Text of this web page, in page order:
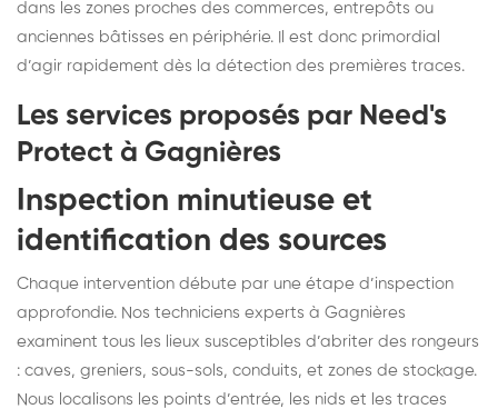
dans les zones proches des commerces, entrepôts ou
anciennes bâtisses en périphérie. Il est donc primordial
d’agir rapidement dès la détection des premières traces.
Les services proposés par Need's
Protect à Gagnières
Inspection minutieuse et
identification des sources
Chaque intervention débute par une étape d’inspection
approfondie. Nos techniciens experts à Gagnières
examinent tous les lieux susceptibles d’abriter des rongeurs
: caves, greniers, sous-sols, conduits, et zones de stockage.
Nous localisons les points d’entrée, les nids et les traces